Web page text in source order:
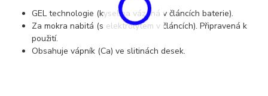
GEL technologie (kyselina vázaná v článcích baterie).
Za mokra nabitá (s elektrolytem v článcích). Připravená k
použití.
Obsahuje vápník (Ca) ve slitinách desek.